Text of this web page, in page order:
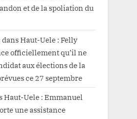
et de la spoliation du
dansHaut-Uele : Felly
officiellement qu’il ne
aux élections de la
ce 27 septembre
Haut-Uele : Emmanuel
une assistance